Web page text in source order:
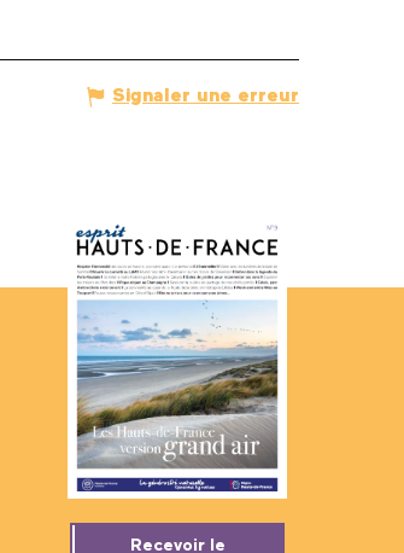
Signaler une erreur
Recevoir le